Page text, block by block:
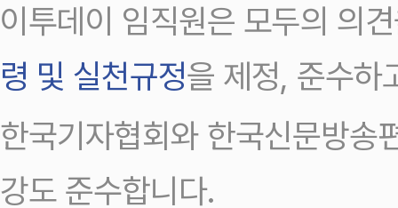
이투데이 임직원은 모두의 의
령 및 실천규정을 제정, 준수하
한국기자협회와 한국신문방송
강도 준수합니다.